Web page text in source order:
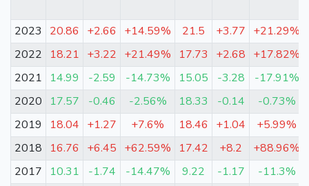
2023 20.86 +2.66 +14.59% 21.5 +3.77 +21.29%
2022
18.21 +3.22 +21.49% 17.73 +2.68 +17.82%
2021
14.99 -2.59 -14.73% 15.05 -3.28
-17.91%
2020
17.57 -0.46 -2.56% 18.33 -0.14 -0.73%
2019
18.04 +1.27 +7.6% 18.46 +1.04 +5.99%
2018
16.76 +6.45 +62.59% 17.42 +8.2 +88.96%
2017
10.31 -1.74 -14.47% 9.22 -1.17
-11.3%